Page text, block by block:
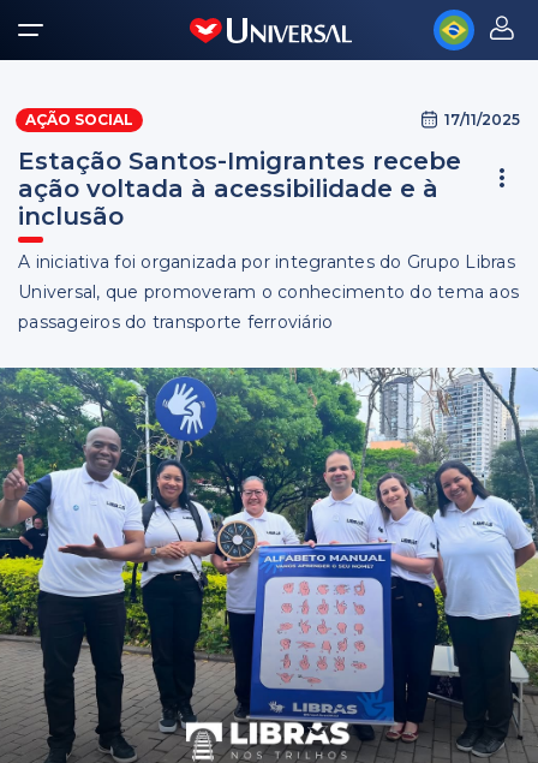
AÇÃO SOCIAL 17/11/2025
Estação Santos-Imigrantes recebe
ação voltada à acessibilidade e à
inclusão
A iniciativa foi organizada por integrantes do Grupo Libras
Universal, que promoveram o conhecimento do tema aos
passageiros do transporte ferroviário